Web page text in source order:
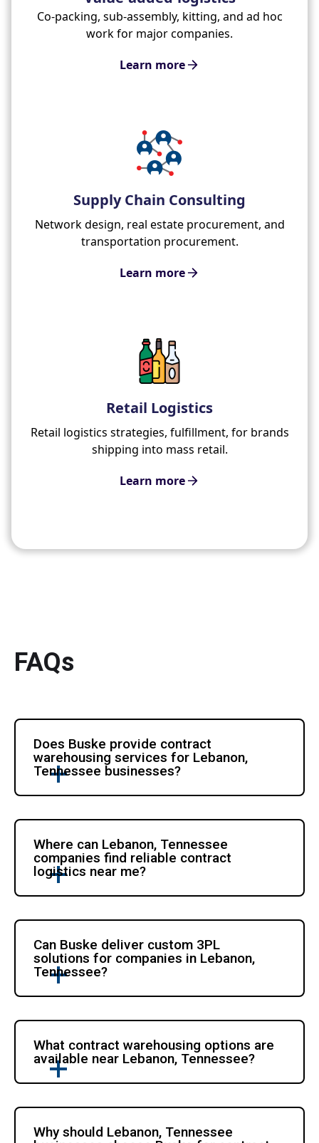
Co-packing, sub-assembly, kitting, and ad hoc
work for major companies.
Learn more
Supply Chain Consulting
Network design, real estate procurement, and
transportation procurement.
Learn more
Retail Logistics
Retail logistics strategies, fulfillment, for brands
shipping into mass retail.
Learn more
FAQs
Does Buske provide contract
warehousing services for Lebanon,
Tennessee businesses?
Where can Lebanon, Tennessee
companies find reliable contract
logistics near me?
Can Buske deliver custom 3PL
solutions for companies in Lebanon,
Tennessee?
What contract warehousing options are
available near Lebanon, Tennessee?
Why should Lebanon, Tennessee